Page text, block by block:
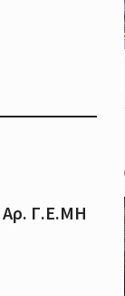
Αρ. Γ.Ε.ΜΗ